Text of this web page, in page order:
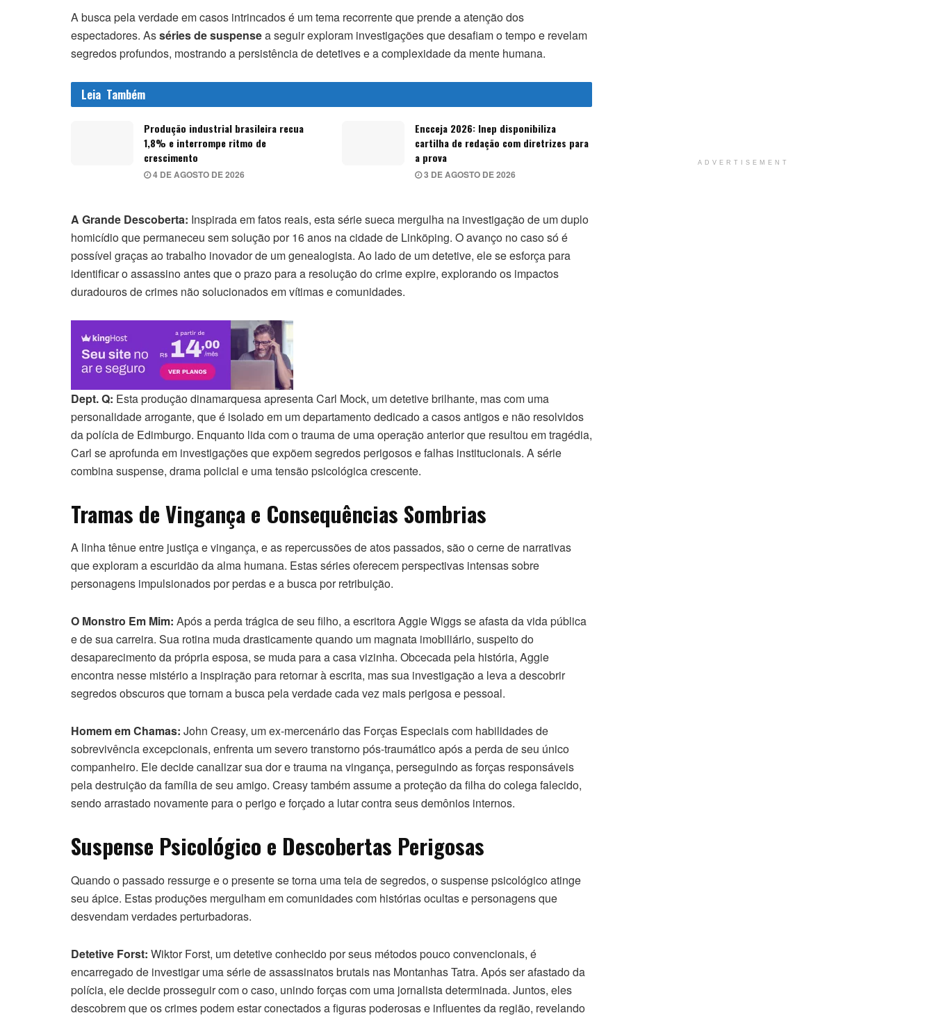
A busca pela verdade em casos intrincados é um tema recorrente que prende a atenção dos
espectadores. Asséries de suspensea seguir exploram investigações que desafiam o tempo e revelam
segredos profundos, mostrando a persistência de detetives e a complexidade da mente humana.
Leia Também
Produção industrial brasileira recua
1,8% e interrompe ritmo de
crescimento
4 DE AGOSTO DE 2026
Encceja 2026: Inep disponibiliza
cartilha de redação com diretrizes para
a prova
3 DE AGOSTO DE 2026
A Grande Descoberta: Inspirada em fatos reais, esta série sueca mergulha na investigação de um duplo
homicídio que permaneceu sem solução por 16 anos na cidade de Linköping. O avanço no caso só é
possível graças ao trabalho inovador de um genealogista. Ao lado de um detetive, ele se esforça para
identificar o assassino antes que o prazo para a resolução do crime expire, explorando os impactos
duradouros de crimes não solucionados em vítimas e comunidades.
Dept. Q: Esta produção dinamarquesa apresenta Carl Mock, um detetive brilhante, mas com uma
personalidade arrogante, que é isolado em um departamento dedicado a casos antigos e não resolvidos
da polícia de Edimburgo. Enquanto lida com o trauma de uma operação anterior que resultou em tragédia,
Carl se aprofunda em investigações que expõem segredos perigosos e falhas institucionais. A série
combina suspense, drama policial e uma tensão psicológica crescente.
Tramas de Vingança e Consequências Sombrias
A linha tênue entre justiça e vingança, e as repercussões de atos passados, são o cerne de narrativas
que exploram a escuridão da alma humana. Estas séries oferecem perspectivas intensas sobre
personagens impulsionados por perdas e a busca por retribuição.
O Monstro Em Mim: Após a perda trágica de seu filho, a escritora Aggie Wiggs se afasta da vida pública
e de sua carreira. Sua rotina muda drasticamente quando um magnata imobiliário, suspeito do
desaparecimento da própria esposa, se muda para a casa vizinha. Obcecada pela história, Aggie
encontra nesse mistério a inspiração para retornar à escrita, mas sua investigação a leva a descobrir
segredos obscuros que tornam a busca pela verdade cada vez mais perigosa e pessoal.
Homem em Chamas: John Creasy, um ex-mercenário das Forças Especiais com habilidades de
sobrevivência excepcionais, enfrenta um severo transtorno pós-traumático após a perda de seu único
companheiro. Ele decide canalizar sua dor e trauma na vingança, perseguindo as forças responsáveis
pela destruição da família de seu amigo. Creasy também assume a proteção da filha do colega falecido,
sendo arrastado novamente para o perigo e forçado a lutar contra seus demônios internos.
Suspense Psicológico e Descobertas Perigosas
Quando o passado ressurge e o presente se torna uma teia de segredos, o suspense psicológico atinge
seu ápice. Estas produções mergulham em comunidades com histórias ocultas e personagens que
desvendam verdades perturbadoras.
Detetive Forst: Wiktor Forst, um detetive conhecido por seus métodos pouco convencionais, é
encarregado de investigar uma série de assassinatos brutais nas Montanhas Tatra. Após ser afastado da
polícia, ele decide prosseguir com o caso, unindo forças com uma jornalista determinada. Juntos, eles
descobrem que os crimes podem estar conectados a figuras poderosas e influentes da região, revelando
ADVERTISEMENT